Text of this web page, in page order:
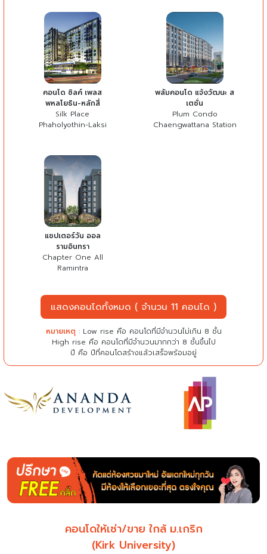
คอนโด ซิลค์ เพลส
พหลโยธิน-หลักสี่
Silk Place
Phaholyothin-Laksi
พลัมคอนโด แจ้งวัฒนะ ส
เตชั่น
Plum Condo
Chaengwattana Station
แชปเตอร์วัน ออล
รามอินทรา
Chapter One All
Ramintra
แสดงคอนโดทั้งหมด ( จำนวน 11 คอนโด )
หมายเหตุ : Low rise คือ คอนโดที่มีจำนวนไม่เกิน 8 ชั้น
High rise คือ คอนโดที่มีจำนวนมากกว่า 8 ชั้นขึ้นไป
ปี คือ ปีที่คอนโดสร้างแล้วเสร็จพร้อมอยู่
คอนโดให้เช่า/ขาย ใกล้ ม.เกริก
(Kirk University)